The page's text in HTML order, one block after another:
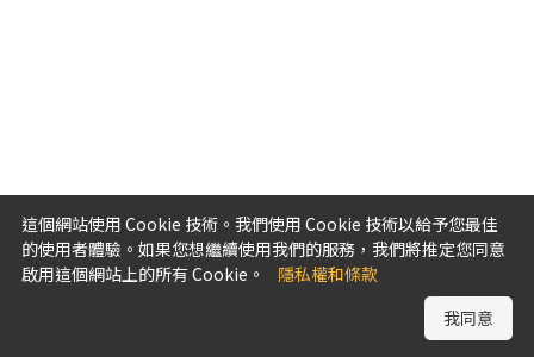
這個網站使用 Cookie 技術。我們使用 Cookie 技術以給予您最佳
的使用者體驗。如果您想繼續使用我們的服務，我們將推定您同意
啟用這個網站上的所有 Cookie。
隱私權和條款
我同意